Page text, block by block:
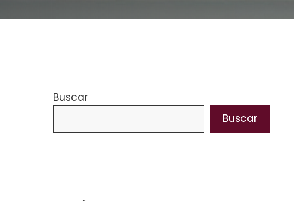
Buscar
Buscar